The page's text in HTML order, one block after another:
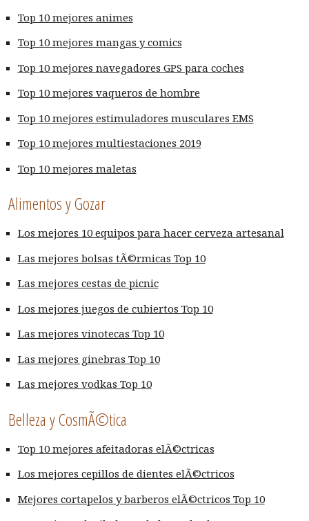
Top 10 mejores animes
Top 10 mejores mangas y comics
Top 10 mejores navegadores GPS para coches
Top 10 mejores vaqueros de hombre
Top 10 mejores estimuladores musculares EMS
Top 10 mejores multiestaciones 2019
Top 10 mejores maletas
Alimentos y Gozar
Los mejores 10 equipos para hacer cerveza artesanal
Las mejores bolsas tÃ©rmicas Top 10
Las mejores cestas de picnic
Los mejores juegos de cubiertos Top 10
Las mejores vinotecas Top 10
Las mejores ginebras Top 10
Las mejores vodkas Top 10
Belleza y CosmÃ©tica
Top 10 mejores afeitadoras elÃ©ctricas
Los mejores cepillos de dientes elÃ©ctricos
Mejores cortapelos y barberos elÃ©ctricos Top 10